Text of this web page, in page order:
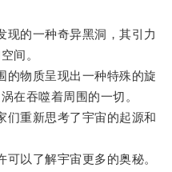
的一种奇异黑洞，其引力
间。
物质呈现出一种特殊的旋
在吞噬着周围的一切。
重新思考了宇宙的起源和
以了解宇宙更多的奥秘。